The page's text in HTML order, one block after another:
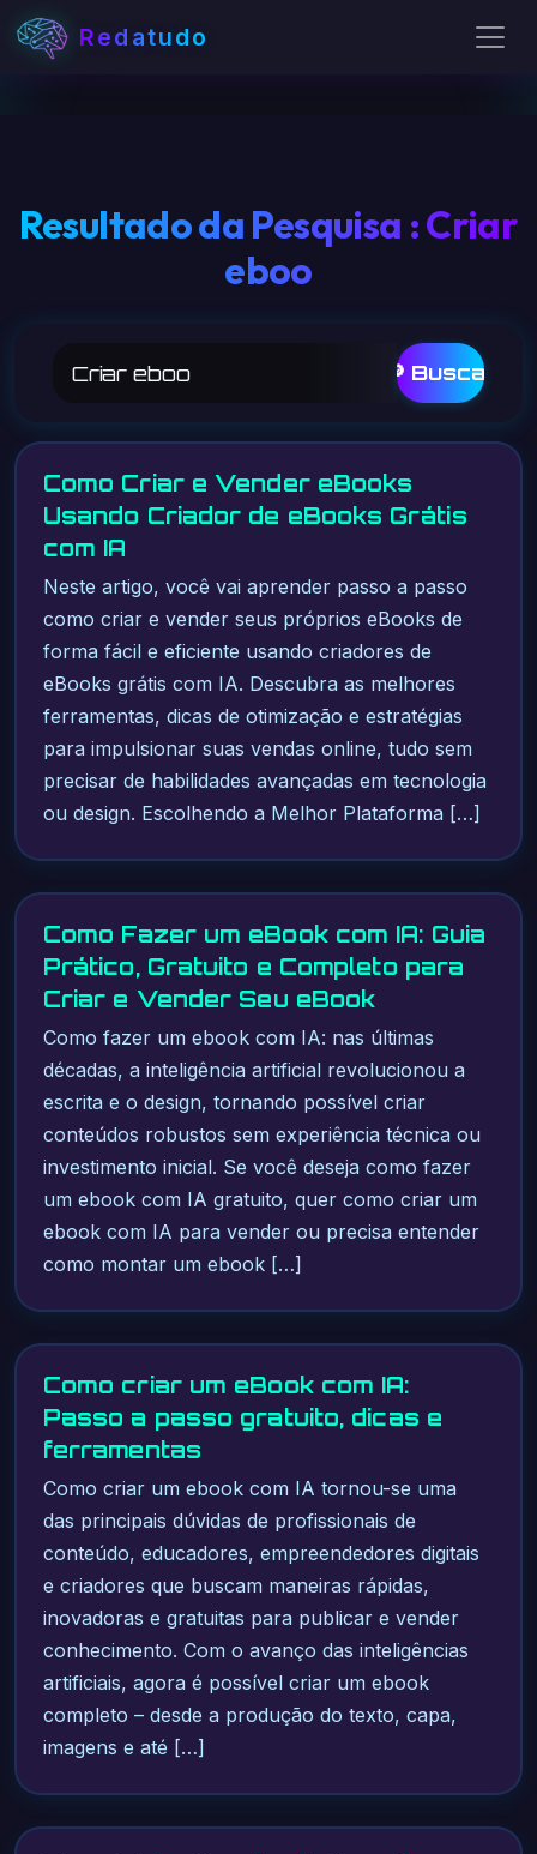
Redatudo
Resultado da Pesquisa : Criar
eboo
🔎 Buscar
Como Criar e Vender eBooks
Usando Criador de eBooks Grátis
com IA
Neste artigo, você vai aprender passo a passo
como criar e vender seus próprios eBooks de
forma fácil e eficiente usando criadores de
eBooks grátis com IA. Descubra as melhores
ferramentas, dicas de otimização e estratégias
para impulsionar suas vendas online, tudo sem
precisar de habilidades avançadas em tecnologia
ou design. Escolhendo a Melhor Plataforma […]
Como Fazer um eBook com IA: Guia
Prático, Gratuito e Completo para
Criar e Vender Seu eBook
Como fazer um ebook com IA: nas últimas
décadas, a inteligência artificial revolucionou a
escrita e o design, tornando possível criar
conteúdos robustos sem experiência técnica ou
investimento inicial. Se você deseja como fazer
um ebook com IA gratuito, quer como criar um
ebook com IA para vender ou precisa entender
como montar um ebook […]
Como criar um eBook com IA:
Passo a passo gratuito, dicas e
ferramentas
Como criar um ebook com IA tornou-se uma
das principais dúvidas de profissionais de
conteúdo, educadores, empreendedores digitais
e criadores que buscam maneiras rápidas,
inovadoras e gratuitas para publicar e vender
conhecimento. Com o avanço das inteligências
artificiais, agora é possível criar um ebook
completo – desde a produção do texto, capa,
imagens e até […]